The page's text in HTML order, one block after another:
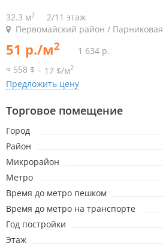
32.3 м2
2/11 этаж
Первомайский район / Парниковая
51 р./м2
1 634 р.
≈ 558 $
17 $/м2
Предложить цену
Торговое помещение
Город
Район
Микрорайон
Метро
Время до метро пешком
Время до метро на транспорте
Год постройки
Этаж